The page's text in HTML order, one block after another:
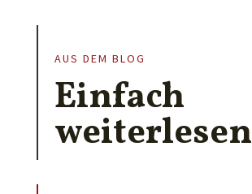
AUS DEM BLOG
Einfach
weiterlesen